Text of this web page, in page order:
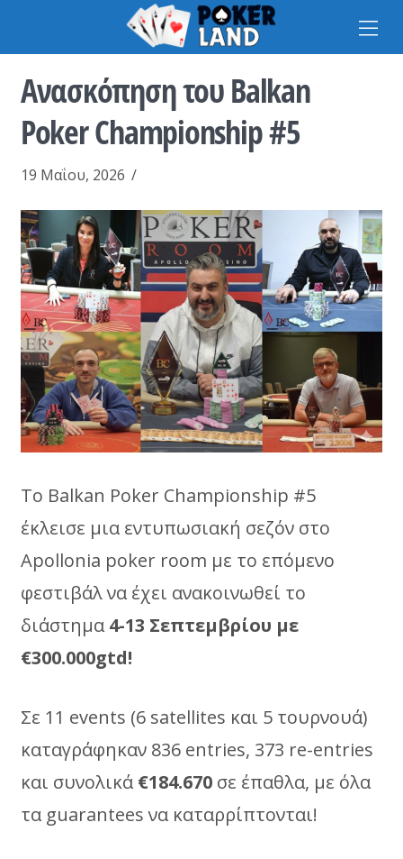
Ανασκόπηση του Balkan
Poker Championship #5
19 Μαΐου, 2026
To Βalkan Poker Championship #5
έκλεισε μια εντυπωσιακή σεζόν στο
Apollonia poker room με το επόμενο
φεστιβάλ να έχει ανακοινωθεί το
διάστημα 4-13 Σεπτεμβρίου με
€300.000gtd!
Σε 11 events (6 satellites και 5 τουρνουά)
καταγράφηκαν 836 entries, 373 re-entries
και συνολικά €184.670σε έπαθλα, με όλα
τα guarantees να καταρρίπτονται!